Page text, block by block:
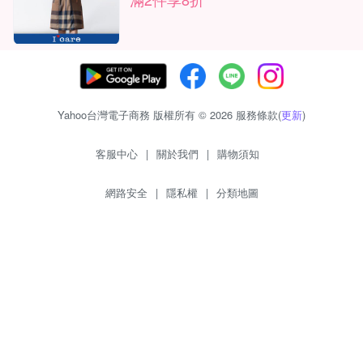
Yahoo台灣電子商務 版權所有 © 2026 服務條款(更新)
客服中心 | 關於我們 | 購物須知
網路安全 | 隱私權 | 分類地圖